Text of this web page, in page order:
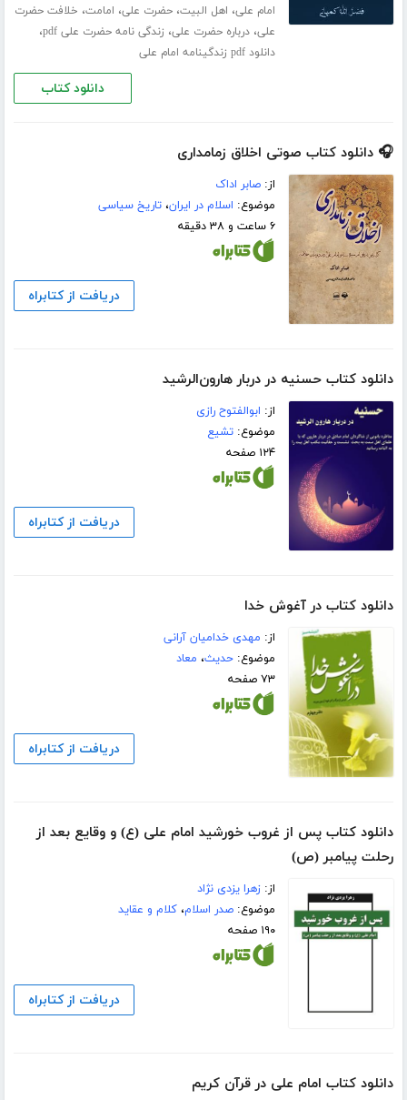
امام علی، اهل البیت،حضرت علی، امامت، خلافت حضرت
علی،درباره حضرت علی، زندگی نامه حضرت علی pdf ،
دانلود pdf زندگینامه امام علی
دانلود کتاب
🎧 دانلود کتاب صوتی اخلاق زمامداری
از:صابر اداک
موضوع: اسلام در ایران،تاریخ سیاسی
۶ ساعت و ۳۸ دقیقه
دریافت از کتابراه
دانلود کتاب حسنیه در دربار هارون‌الرشید
از: ابوالفتوح رازی
موضوع:تشیع
۱۲۴ صفحه
دریافت از کتابراه
دانلود کتاب در آغوش خدا
از: مهدی خدامیان آرانی
موضوع:حدیث، معاد
۷۳ صفحه
دریافت از کتابراه
دانلود کتاب پس از غروب خورشید امام علی (ع) و وقایع بعد از
رحلت پیامبر (ص)
از:زهرا یزدی نژاد
موضوع:صدر اسلام،کلام و عقاید
۱۹۰ صفحه
دریافت از کتابراه
دانلود کتاب امام علی در قرآن کریم